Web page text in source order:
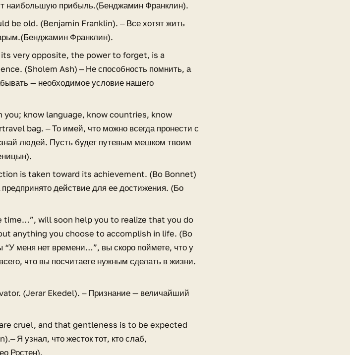
наибольшую прибыль.(Бенджамин Франклин).
be old. (Benjamin Franklin). ‒ Все хотят жить
Франклин).
very opposite, the power to forget, is a
(Sholem Ash) ‒ Не способность помнить, а
— необходимое условие нашего
you; know language, know countries, know
bag. ‒ То имей, что можно всегда пронести с
людей. Пусть будет путевым мешком твоим
is taken toward its achievement. (Bo Bonnet)
действие для ее достижения. (Бо
time…”, will soon help you to realize that you do
anything you choose to accomplish in life. (Bo
меня нет времени…”, вы скоро поймете, что у
что вы посчитаете нужным сделать в жизни.
(Jerar Ekedel). ‒ Признание — величайший
cruel, and that gentleness is to be expected
Я узнал, что жесток тот, кто слаб,
Ростен).